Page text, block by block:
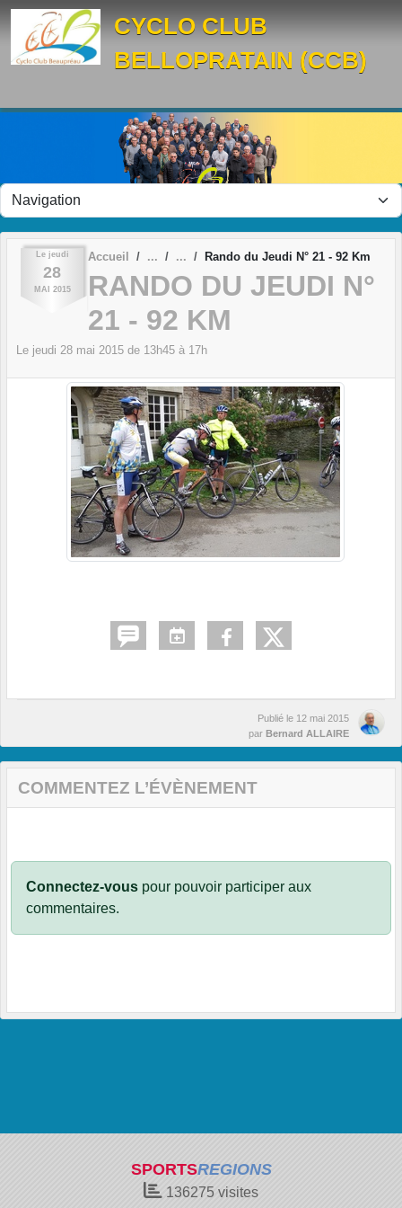
CYCLO CLUB
BELLOPRATAIN (CCB)
Le jeudi
28
MAI 2015
Accueil Rando du Jeudi N° 21 - 92 Km
RANDO DU JEUDI N°
21 - 92 KM
Le jeudi 28 mai 2015 de 13h45 à 17h
Publié le 12 mai 2015
par Bernard ALLAIRE
COMMENTEZ L’ÉVÈNEMENT
Connectez-vous pour pouvoir participer aux
commentaires.
SPORTSREGIONS
136275 visites
Panneau de gestion des cookies